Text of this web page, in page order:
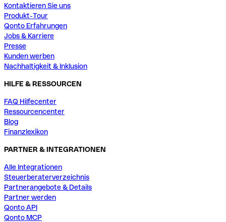
Kontaktieren Sie uns
Produkt-Tour
Qonto Erfahrungen
Jobs & Karriere
Presse
Kunden werben
Nachhaltigkeit & Inklusion
HILFE & RESSOURCEN
FAQ Hilfecenter
Ressourcencenter
Blog
Finanzlexikon
PARTNER & INTEGRATIONEN
Alle Integrationen
Steuerberaterverzeichnis
Partnerangebote & Details
Partner werden
Qonto API
Qonto MCP